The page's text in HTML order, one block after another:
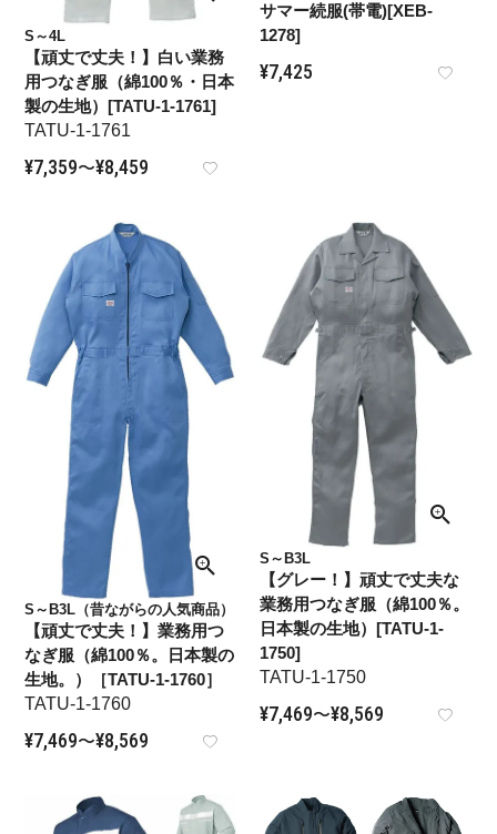
S～4L
【頑丈で丈夫！】白い業務
用つなぎ服（綿100％・日本
製の生地）[TATU-1-1761]
TATU-1-1761
¥7,359〜¥8,459
サマー続服(帯電)[XEB-
1278]
¥7,425
S～B3L（昔ながらの人気商品）
【頑丈で丈夫！】業務用つ
なぎ服（綿100％。日本製の
生地。）［TATU-1-1760］
TATU-1-1760
¥7,469〜¥8,569
S～B3L
【グレー！】頑丈で丈夫な
業務用つなぎ服（綿100％。
日本製の生地）[TATU-1-
1750]
TATU-1-1750
¥7,469〜¥8,569